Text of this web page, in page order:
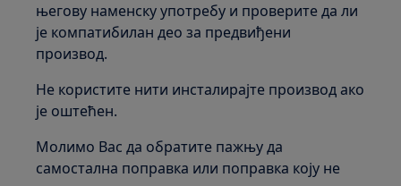
његову наменску употребу и проверите да ли
је компатибилан део за предвиђени
производ.
Не користите нити инсталирајте производ ако
је оштећен.
Молимо Вас да обратите пажњу да
самостална поправка или поправка коју не